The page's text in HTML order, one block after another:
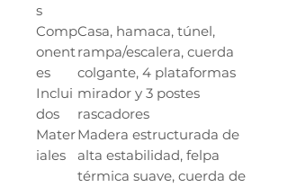
s
Comp
onent
es
Inclui
dos
Casa, hamaca, túnel,
rampa/escalera, cuerda
colgante, 4 plataformas
mirador y 3 postes
rascadores
Mater
iales
Madera estructurada de
alta estabilidad, felpa
térmica suave, cuerda de